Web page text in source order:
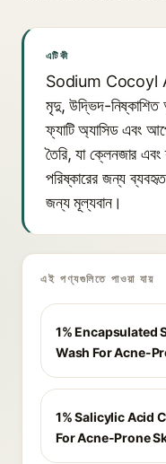
এটি কী
Sodium Cocoyl
মৃদু, উদ্ভিদ-নিষ্কাশিত
ফ্যাটি অ্যাসিড এবং
তৈরি, যা ক্লেনজার
পরিষ্কারের জন্য
জন্য মূল্যবান।
এই পণ্যগুলিতে পাওয়া যায়
1% Encapsulated
Wash For Acne-
1% Salicylic Acid
For Acne-Prone